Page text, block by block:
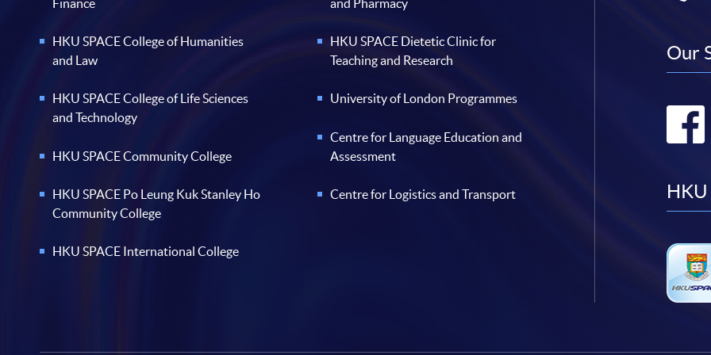
Finance
HKU SPACE College of Humanities
and Law
HKU SPACE College of Life Sciences
and Technology
HKU SPACE Community College
HKU SPACE Po Leung Kuk Stanley Ho
Community College
HKU SPACE International College
and Pharmacy
HKU SPACE Dietetic Clinic for
Teaching and Research
University of London Programmes
Centre for Language Education and
Assessment
Centre for Logistics and Transport
Our
HKU